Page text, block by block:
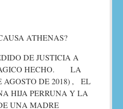
ATHENAS?
DE JUSTICIA A
HECHO. LA
AGOSTO DE 2018) , EL
HIJA PERRUNA Y LA
UNA MADRE